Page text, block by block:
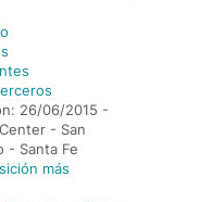
26/06/2015 -
- San
- Santa Fe
más